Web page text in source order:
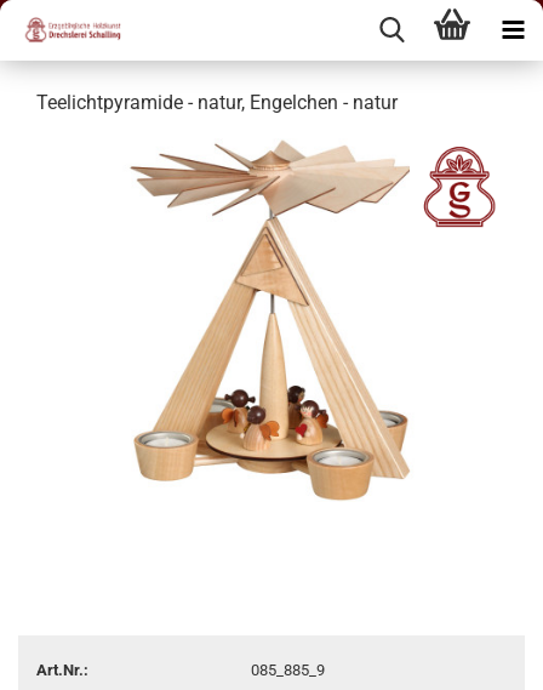
Teelichtpyramide - natur, Engelchen - natur
Art.Nr.:
085_885_9